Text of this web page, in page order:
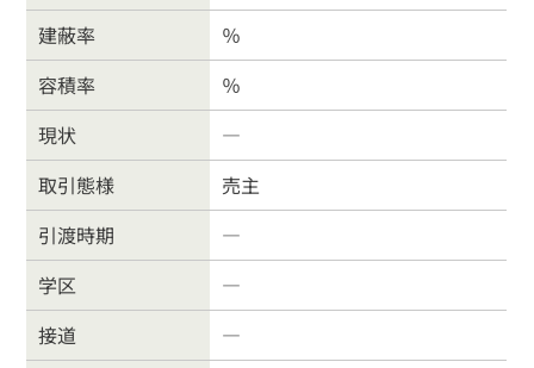
建蔽率
％
容積率
％
現状
―
取引態様
売主
引渡時期
―
学区
―
接道
―
026-214-8737
9:30〜18:00
定休日 水曜日・日曜・祝日